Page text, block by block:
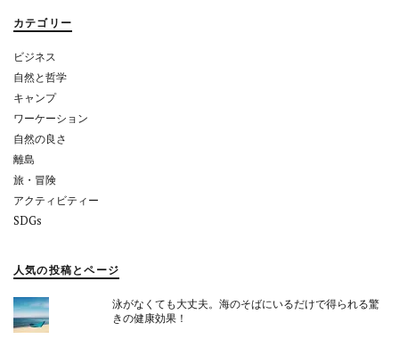
ン
カテゴリー
ビジネス
自然と哲学
キャンプ
ワーケーション
自然の良さ
離島
旅・冒険
アクティビティー
SDGs
人気の投稿とページ
泳がなくても大丈夫。海のそばにいるだけで得られる驚
きの健康効果！